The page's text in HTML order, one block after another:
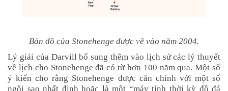
Bản đồ của Stonehenge được vẽ vào năm 2004.
Lý giải của Darvill bổ sung thêm vào lịch sử các lý thuyết
về lịch cho Stonehenge đã có từ hơn 100 năm qua. Một số
ý kiến ​​cho rằng Stonehenge được căn chỉnh với một số
ngôi sao nhất định hoặc là một “máy tính thời kỳ đồ đá